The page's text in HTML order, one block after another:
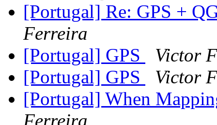
[Portugal] Re: GPS +
Ferreira
[Portugal] GPS
Victor
[Portugal] GPS
Victor
[Portugal] When
Ferreira